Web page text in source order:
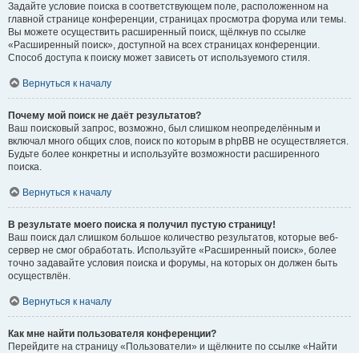
Задайте условие поиска в соответствующем поле, расположенном на
главной странице конференции, страницах просмотра форума или темы.
Вы можете осуществить расширенный поиск, щёлкнув по ссылке
«Расширенный поиск», доступной на всех страницах конференции.
Способ доступа к поиску может зависеть от используемого стиля.
Вернуться к началу
Почему мой поиск не даёт результатов?
Ваш поисковый запрос, возможно, был слишком неопределённым и
включал много общих слов, поиск по которым в phpBB не осуществляется.
Будьте более конкретны и используйте возможности расширенного
поиска.
Вернуться к началу
В результате моего поиска я получил пустую страницу!
Ваш поиск дал слишком большое количество результатов, которые веб-
сервер не смог обработать. Используйте «Расширенный поиск», более
точно задавайте условия поиска и форумы, на которых он должен быть
осуществлён.
Вернуться к началу
Как мне найти пользователя конференции?
Перейдите на страницу «Пользователи» и щёлкните по ссылке «Найти